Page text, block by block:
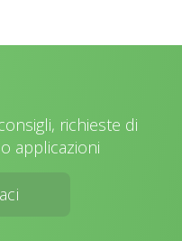
richieste di
applicazioni